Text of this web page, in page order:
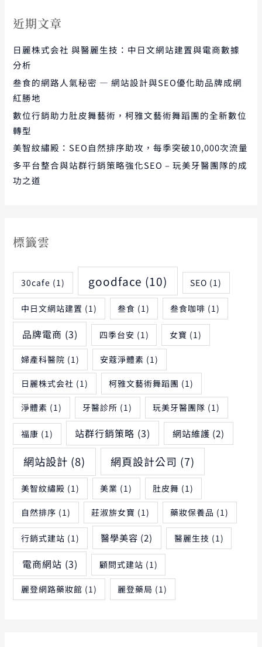
近期文章
日麗株式会社 與醫麗生技：中日文網站建置與電商數據
分析
叁食的網路人氣秘密 — 網站設計與SEO優化助品牌成網
紅勝地
數位行銷助力肚皮舞藝術，柯雅文藝術舞蹈團的全新數位
轉型
美智紋繡殿：SEO自然排序助攻，每季突破10,000次流量
多平台整合與站群行銷策略強化SEO – 玩美牙醫團隊的成
功之道
標籤雲
30cafe (1) goodface (10) SEO (1)
中日文網站建置 (1) 叁食 (1) 叁食咖啡 (1)
品牌電商 (3) 四季台安 (1) 女寶 (1)
婦產科醫院 (1) 安蔻淨體素 (1)
日麗株式会社 (1) 柯雅文藝術舞蹈團 (1)
淨體素 (1) 牙醫診所 (1) 玩美牙醫團隊 (1)
福康 (1) 站群行銷策略 (3) 網站維護 (2)
網站設計 (8) 網頁設計公司 (7)
美智紋繡殿 (1) 美業 (1) 肚皮舞 (1)
自然排序 (1) 莊淑旂女寶 (1) 藥妝保養品 (1)
行銷式建站 (1) 醫學美容 (2) 醫麗生技 (1)
電商網站 (3) 顧問式建站 (1)
麗登網路藥妝館 (1) 麗登藥局 (1)